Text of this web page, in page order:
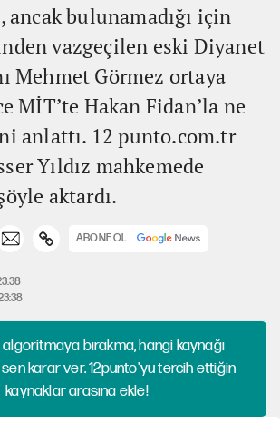
bulunamadığı için
vazgeçilen eski Diyanet
Mehmet Görmez ortaya
MİT’te Hakan Fidan’la ne
anlattı. 12 punto.com.tr
Yıldız mahkemede
aktardı.
ABONE OL
bırakma, hangi kaynağı
karar ver. 12punto'yu tercih ettiğin
kaynaklar arasına ekle!